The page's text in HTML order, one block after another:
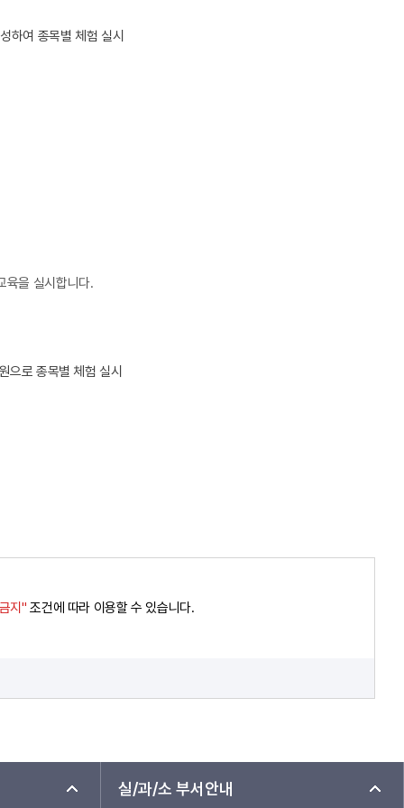
하여 종목별 체험 실시
육을 실시합니다.
으로 종목별 체험 실시
지" 조건에 따라 이용할 수 있습니다.
실/과/소 부서안내